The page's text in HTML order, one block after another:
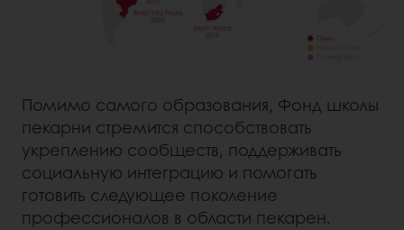
Помимо самого образования, Фонд школы
пекарни стремится способствовать
укреплению сообществ, поддерживать
социальную интеграцию и помогать
готовить следующее поколение
профессионалов в области пекарен.